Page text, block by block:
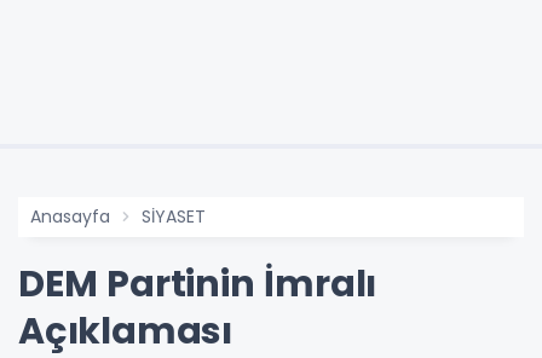
Anasayfa SİYASET
DEM Partinin İmralı
Açıklaması